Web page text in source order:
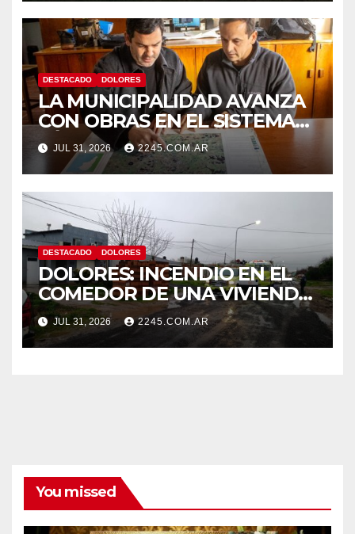
DESTACADO DOLORES
LA MUNICIPALIDAD AVANZA
CON OBRAS EN EL SISTEMA
HÍDRICO DE DOLORES
JUL 31, 2026 2245.COM.AR
DESTACADO DOLORES
DOLORES: INCENDIO EN EL
COMEDOR DE UNA VIVIENDA
FUE CONTROLADO POR
BOMBEROS
JUL 31, 2026 2245.COM.AR
You missed